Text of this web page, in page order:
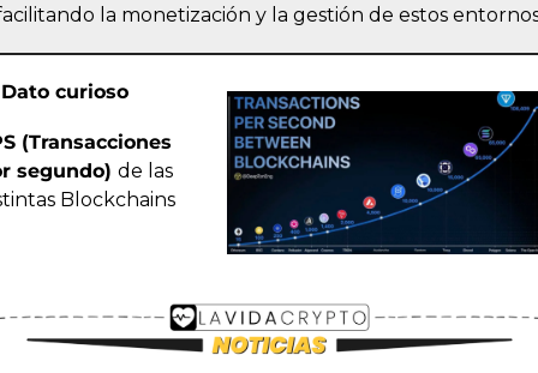
la monetización y la gestión de estos
Dato curioso
(Transacciones
segundo) de las
Blockchains